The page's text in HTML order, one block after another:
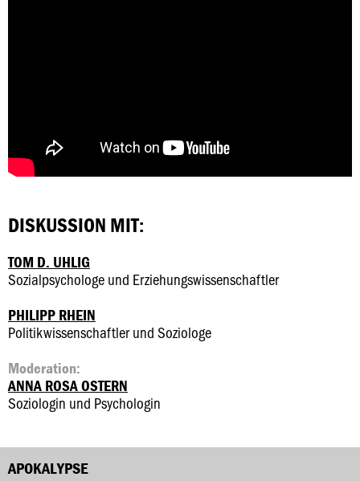
DISKUSSION MIT:
TOM D. UHLIG
Sozialpsychologe und Erziehungswissenschaftler
PHILIPP RHEIN
Politikwissenschaftler und Soziologe
Moderation:
ANNA ROSA OSTERN
Soziologin und Psychologin
APOKALYPSE